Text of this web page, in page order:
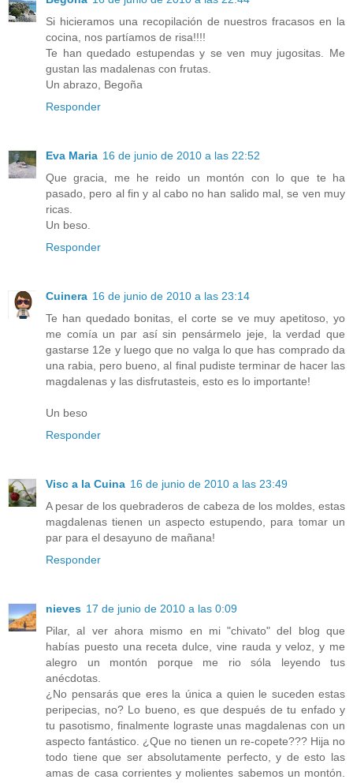
Si hicieramos una recopilación de nuestros fracasos en la
cocina, nos partíamos de risa!!!!
Te han quedado estupendas y se ven muy jugositas. Me
gustan las madalenas con frutas.
Un abrazo, Begoña
Responder
Eva Maria 16 de junio de 2010 a las 22:52
Que gracia, me he reido un montón con lo que te ha
pasado, pero al fin y al cabo no han salido mal, se ven muy
ricas.
Un beso.
Responder
Cuinera 16 de junio de 2010 a las 23:14
Te han quedado bonitas, el corte se ve muy apetitoso, yo
me comía un par así sin pensármelo jeje, la verdad que
gastarse 12e y luego que no valga lo que has comprado da
una rabia, pero bueno, al final pudiste terminar de hacer las
magdalenas y las disfrutasteis, esto es lo importante!
Un beso
Responder
Visc a la Cuina 16 de junio de 2010 a las 23:49
A pesar de los quebraderos de cabeza de los moldes, estas
magdalenas tienen un aspecto estupendo, para tomar un
par para el desayuno de mañana!
Responder
nieves 17 de junio de 2010 a las 0:09
Pilar, al ver ahora mismo en mi "chivato" del blog que
habías puesto una receta dulce, vine rauda y veloz, y me
alegro un montón porque me rio sóla leyendo tus
anécdotas.
¿No pensarás que eres la única a quien le suceden estas
peripecias, no? Lo bueno, es que después de tu enfado y
tu pasotismo, finalmente lograste unas magdalenas con un
aspecto fantástico. ¿Que no tienen un re-copete??? Hija no
todo tiene que ser absolutamente perfecto, y de esto las
amas de casa corrientes y molientes sabemos un montón.